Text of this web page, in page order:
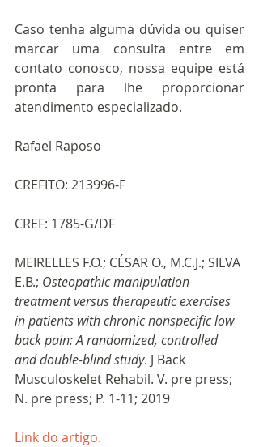
Caso tenha alguma dúvida ou quiser
marcar uma consulta entre em
contato conosco, nossa equipe está
pronta para lhe proporcionar
atendimento especializado.
Rafael Raposo
CREFITO: 213996-F
CREF: 1785-G/DF
MEIRELLES F.O.; CÉSAR O., M.C.J.; SILVA
E.B.; Osteopathic manipulation
treatment versus therapeutic exercises
in patients with chronic nonspecific low
back pain: A randomized, controlled
and double-blind study. J Back
Musculoskelet Rehabil. V. pre press;
N. pre press; P. 1-11; 2019
Link do artigo.